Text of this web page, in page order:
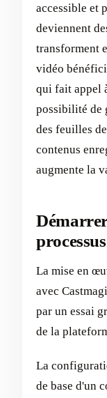
accessible et
deviennent
transforment
vidéo
qui fait appel
possibilité de
des feuilles
contenus
augmente la
La mise en
avec
par un essai
de la
La
de base d'un